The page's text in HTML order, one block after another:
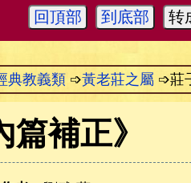
回頂部 到底部 转
典教義類 ➩黃老莊之屬 ➩莊
篇補正》